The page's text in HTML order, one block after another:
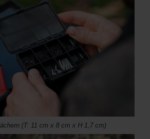
(T: 11 cm x 8 cm x H 1,7 cm)